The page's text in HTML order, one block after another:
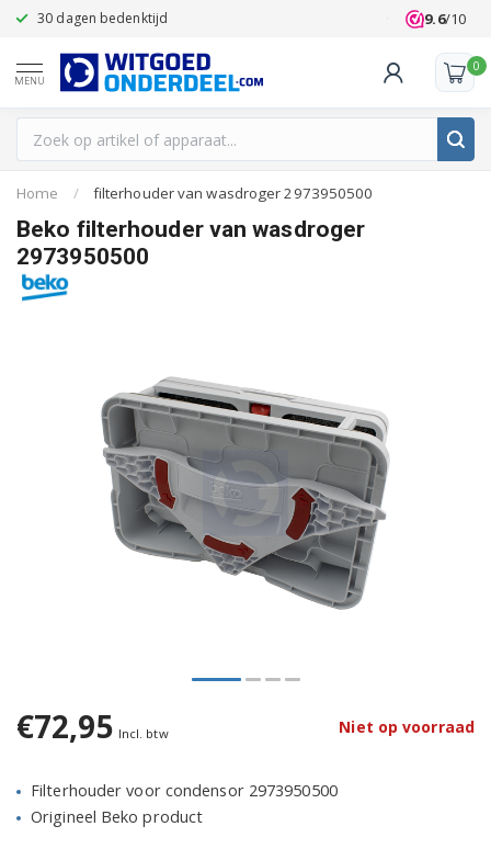
30 dagen bedenktijd Klanten
9.6/10
MENU
0
Home / filterhouder van wasdroger 2973950500
Beko filterhouder van wasdroger
2973950500
€72,95 Incl. btw Niet op voorraad
Filterhouder voor condensor 2973950500
Origineel Beko product